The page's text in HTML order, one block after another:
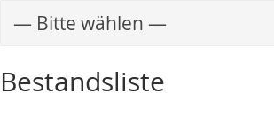
Wählen Sie einen Ort, um zur
Bestandsliste